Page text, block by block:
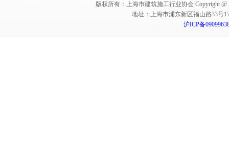
版权所有：上海市建筑施工行业协会 Copyright @
地址：上海市浦东新区福山路33号
沪ICP备